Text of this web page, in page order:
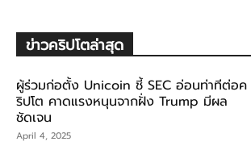
ข่าวคริปโตล่าสุด
ผู้ร่วมก่อตั้ง Unicoin ชี้ SEC อ่อนท่าทีต่อค
ริปโต คาดแรงหนุนจากฝั่ง Trump มีผล
ชัดเจน
April 4, 2025